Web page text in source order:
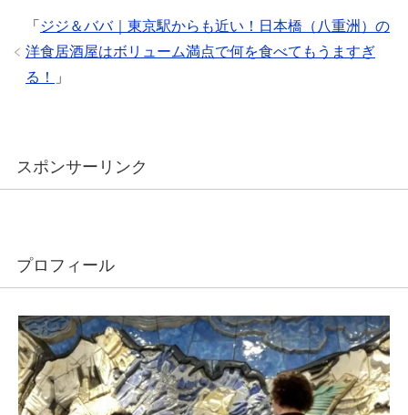
「 ジジ＆ババ｜東京駅からも近い！日本橋（八重洲）の
洋食居酒屋はボリューム満点で何を食べてもうますぎ
る！
」
スポンサーリンク
プロフィール